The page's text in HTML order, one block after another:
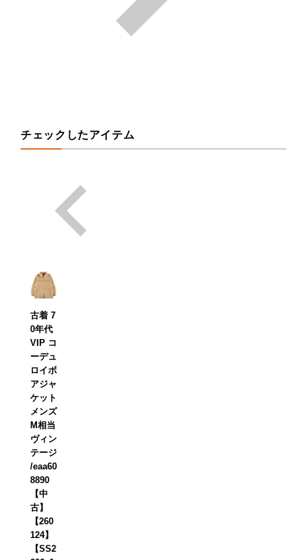
チェックしたアイテム
古着 7
0年代
VIP コ
ーデュ
ロイボ
アジャ
ケット
メンズ
M相当
ヴィン
テージ
/eaa60
8890
【中
古】
【260
124】
【SS2